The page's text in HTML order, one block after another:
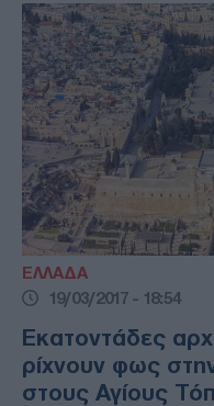
ΕΛΛΑΔΑ
19/03/2017 - 18:54
Εκατοντάδες
ρίχνουν φως
στους Αγίους